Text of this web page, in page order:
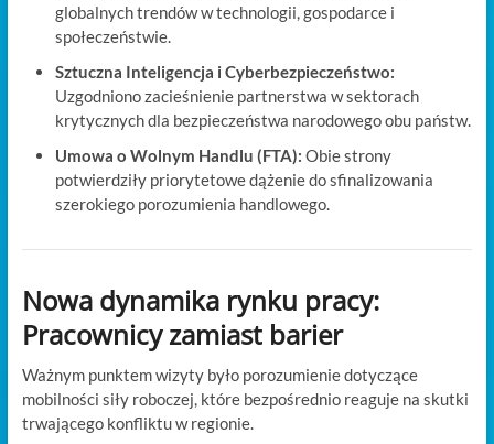
globalnych trendów w technologii, gospodarce i
społeczeństwie.
Sztuczna Inteligencja i Cyberbezpieczeństwo:
Uzgodniono zacieśnienie partnerstwa w sektorach
krytycznych dla bezpieczeństwa narodowego obu państw.
Umowa o Wolnym Handlu (FTA): Obie strony
potwierdziły priorytetowe dążenie do sfinalizowania
szerokiego porozumienia handlowego.
Nowa dynamika rynku pracy:
Pracownicy zamiast barier
Ważnym punktem wizyty było porozumienie dotyczące
mobilności siły roboczej, które bezpośrednio reaguje na skutki
trwającego konfliktu w regionie.